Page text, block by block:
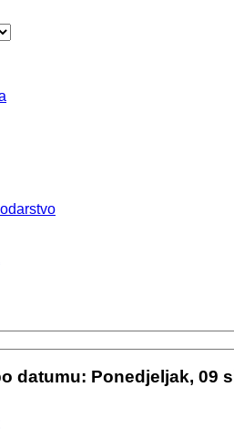
datumu: Ponedjeljak, 09